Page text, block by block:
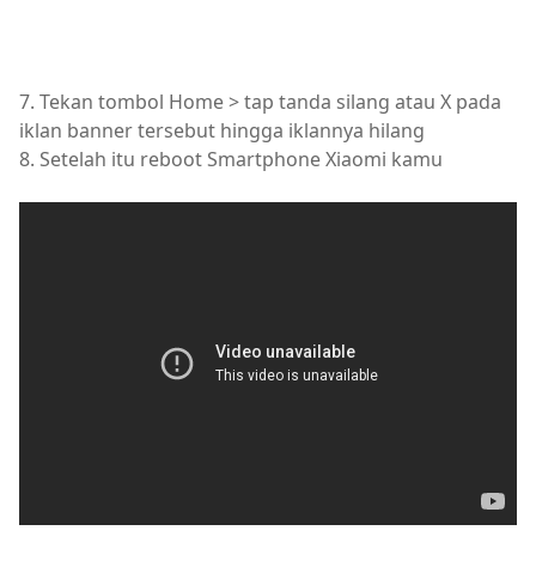
7. Tekan tombol Home > tap tanda silang atau X pada
iklan banner tersebut hingga iklannya hilang
8. Setelah itu reboot Smartphone Xiaomi kamu